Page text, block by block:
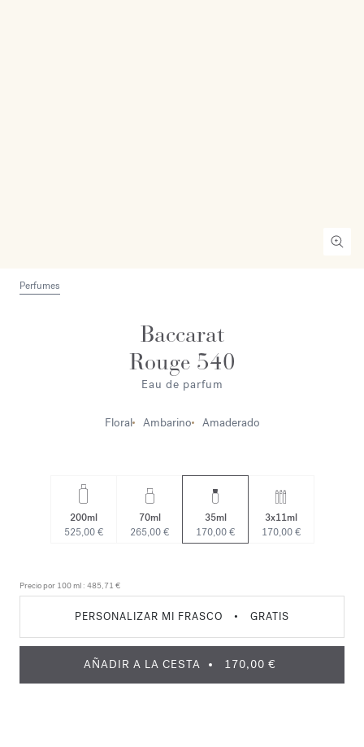
Perfumes
Baccarat
Rouge 540
Eau de parfum
Floral Ambarino Amaderado
200ml
525,00 €
70ml
265,00 €
35ml
170,00 €
3x11ml
170,00 €
Precio por 100 ml : 485,71 €
PERSONALIZAR MI FRASCO • GRATIS
AÑADIR A LA CESTA 170,00 €